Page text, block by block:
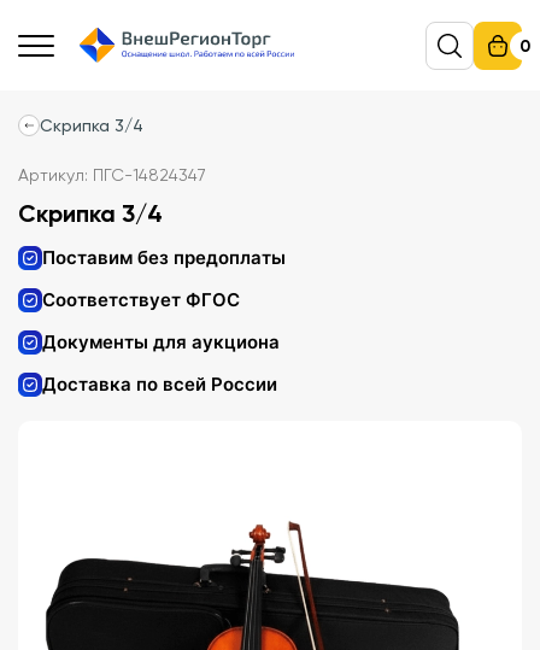
0
Скрипка 3/4
Артикул: ПГС-14824347
Скрипка 3/4
Поставим без предоплаты
Соответствует ФГОС
Документы для аукциона
Доставка по всей России